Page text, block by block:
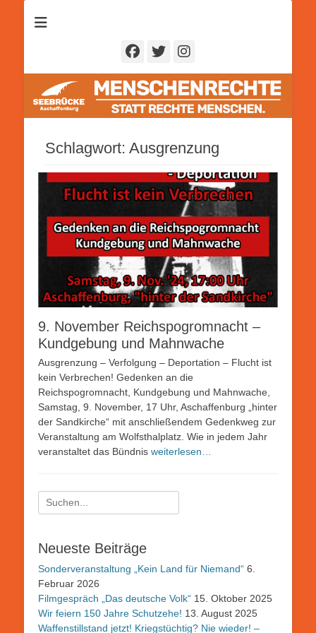
Facebook
Twitter
Instagram
Schlagwort: Ausgrenzung
9. November Reichspogromnacht –
Kundgebung und Mahnwache
Ausgrenzung – Verfolgung – Deportation – Flucht ist
kein Verbrechen! Gedenken an die
Reichspogromnacht, Kundgebung und Mahnwache,
Samstag, 9. November, 17 Uhr, Aschaffenburg „hinter
der Sandkirche“ mit anschließendem Gedenkweg zur
Veranstaltung am Wolfsthalplatz. Wie in jedem Jahr
veranstaltet das Bündnis weiterlesen…
Suchen
nach:
Neueste Beiträge
Sonderveranstaltung „Kein Land für Niemand“ 6.
Februar 2026
Filmgespräch „Das deutsche Volk“ 15. Oktober 2025
Wir feiern 150 Jahre Schutzehe! 13. August 2025
Waffenstillstand jetzt! Kriegstüchtig? Nie wieder! –